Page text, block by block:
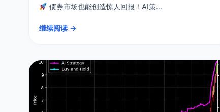
债券市场也能创造惊人回报！AI策...
继续阅读 →